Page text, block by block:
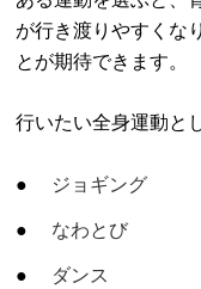
が行き渡りやすくな
とが期待できます。
行いたい全身運動と
ジョギング
なわとび
ダンス